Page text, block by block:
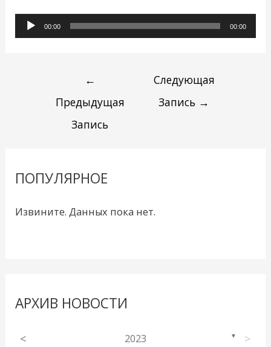
Аудиоплеер
00:00 00:00
←
Предыдущая
Запись
Следующая
Запись →
ПОПУЛЯРНОЕ
Извините. Данных пока нет.
АРХИВ НОВОСТИ
< 2023 ▼ >